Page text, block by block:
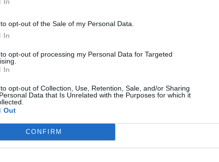
opt-out of the Sale of my Personal Data.
In
opt-out of processing my Personal Data for Targeted
In
opt-out of Collection, Use, Retention, Sale, and/or Sharing
Data that Is Unrelated with the Purposes for which it
Out
CONFIRM